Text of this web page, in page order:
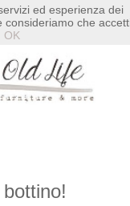
ed esperienza dei
consideriamo che
OK